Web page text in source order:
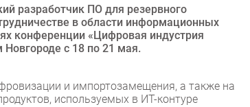
разработчик ПО для резервного
в области информационных
конференции «Цифровая индустрия
с 18 по 21 мая.
и импортозамещения, а также на
используемых в ИТ-контуре